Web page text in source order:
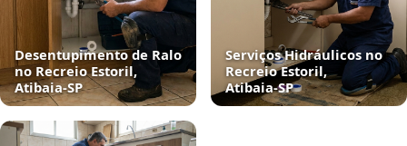
Desentupimento de Ralo
no Recreio Estoril,
Atibaia‑SP
Serviços Hidráulicos no
Recreio Estoril,
Atibaia‑SP